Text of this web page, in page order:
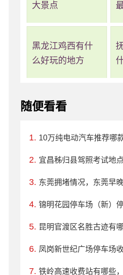
大景点
黑龙江鸡西有什
么好玩的地方
随便看看
10万纯电动汽车推荐哪
东莞拥堵情况，东莞早